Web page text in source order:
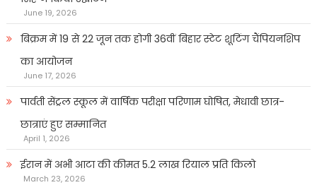
June 19, 2026
बिक्रम में 19 से 22 जून तक होगी 36वीं बिहार स्टेट शूटिंग चैंपियनशिप
का आयोजन
June 17, 2026
पार्वती सेंट्रल स्कूल में वार्षिक परीक्षा परिणाम घोषित, मेधावी छात्र-
छात्राएं हुए सम्मानित
April 1, 2026
ईरान में अभी आटा की कीमत 5.2 लाख रियाल प्रति किलो
March 23, 2026